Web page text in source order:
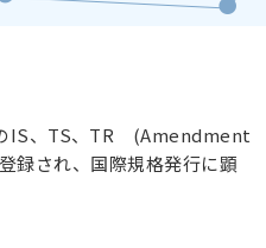
のIS、TS、TR (Amendment
され、国際規格発行に顕